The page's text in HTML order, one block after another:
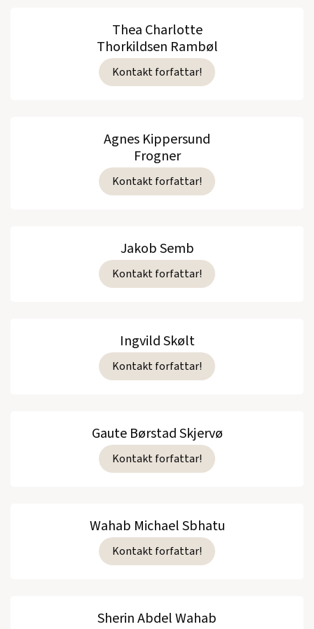
Thea Charlotte
Thorkildsen Rambøl
Kontakt forfattar!
Agnes Kippersund
Frogner
Kontakt forfattar!
Jakob Semb
Kontakt forfattar!
Ingvild Skølt
Kontakt forfattar!
Gaute Børstad Skjervø
Kontakt forfattar!
Wahab Michael Sbhatu
Kontakt forfattar!
Sherin Abdel Wahab